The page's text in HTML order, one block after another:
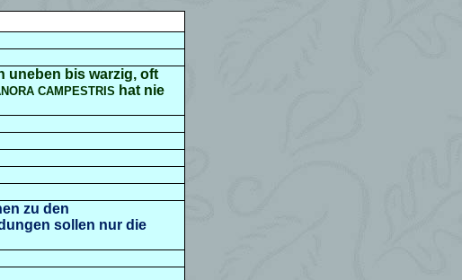
uneben bis warzig, oft
CAMPESTRIS hat nie
zu den
sollen nur die